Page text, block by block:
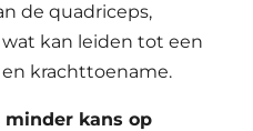
de quadriceps,
kan leiden tot een
krachttoename.
kans op